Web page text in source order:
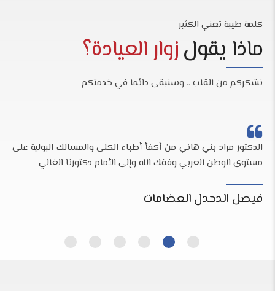
كلمة طيبة تعني الكثير
ماذا يقولزوار العيادة؟
نشكركم من القلب .. وسنبقى دائما في خدمتكم
الدكتور مراد بني هاني من أكفأ أطباء الكلى والمسالك البولية على
مستوى الوطن العربي وفقك الله وإلى الأمام دكتورنا الغالي
فيصل الدحدل العضامات